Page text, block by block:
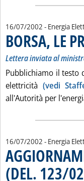
16/07/2002 - Energia
BORSA, LE
Lettera inviata al
Pubblichiamo il testo
elettricità (vedi
all'Autorità per
16/07/2002 - Energia
(DEL. 123/